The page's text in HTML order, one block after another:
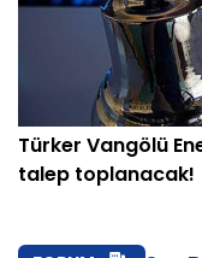
Türker Vangölü
talep toplanacak!